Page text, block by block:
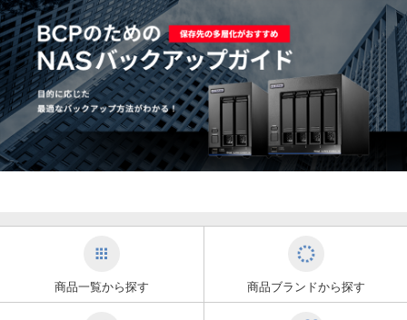
商品一覧から探す 商品ブランドから探す